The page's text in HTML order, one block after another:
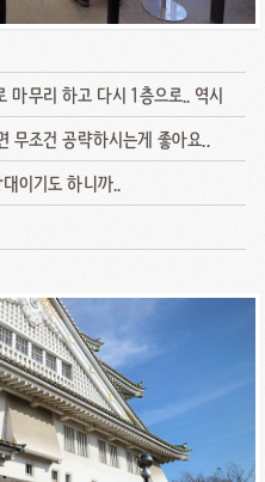
마무리 하고 다시 1층으로.. 역시
무조건 공략하시는게 좋아요..
이기도 하니까..